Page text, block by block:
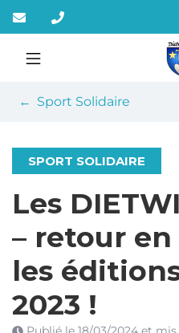
Aller
au
contenu
Sport Solidaire
SPORT SOLIDAIRE
Les
– retour
les
2023 !